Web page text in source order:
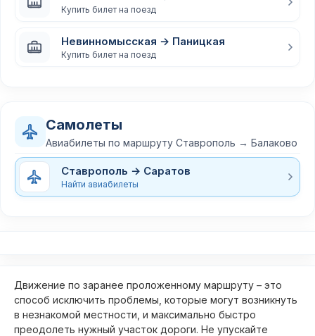
Купить билет на поезд
Невинномысская → Паницкая
Купить билет на поезд
Самолеты
Авиабилеты по маршруту Ставрополь → Балаково
Ставрополь → Саратов
Найти авиабилеты
Движение по заранее проложенному маршруту – это
способ исключить проблемы, которые могут возникнуть
в незнакомой местности, и максимально быстро
преодолеть нужный участок дороги. Не упускайте